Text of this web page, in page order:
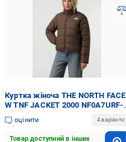
Куртка жіноча THE NORTH FACE
W TNF JACKET 2000 NF0A7URF-
1OI1 р.M коричнева
оцінити 4 варіанти
Товар доступний в інших